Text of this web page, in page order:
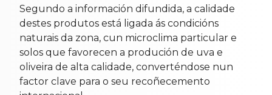
Segundo a información difundida, a calidade
destes produtos está ligada ás condicións
naturais da zona, cun microclima particular e
solos que favorecen a produción de uva e
oliveira de alta calidade, converténdose nun
factor clave para o seu recoñecemento